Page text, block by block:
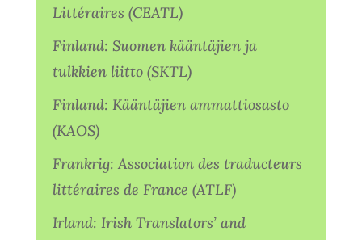
Littéraires (CEATL)
Finland: Suomen kääntäjien ja
tulkkien liitto (SKTL)
Finland: Kääntäjien ammattiosasto
(KAOS)
Frankrig: Association des traducteurs
littéraires de France (ATLF)
Irland: Irish Translators’ and